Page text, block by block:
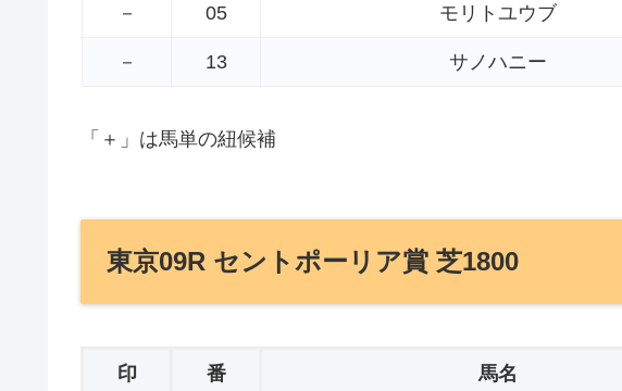
－ 05 モリトユウブ
－ 13 サノハニー
「＋」は馬単の紐候補
東京09R セントポーリア賞 芝1800
印 番 馬名